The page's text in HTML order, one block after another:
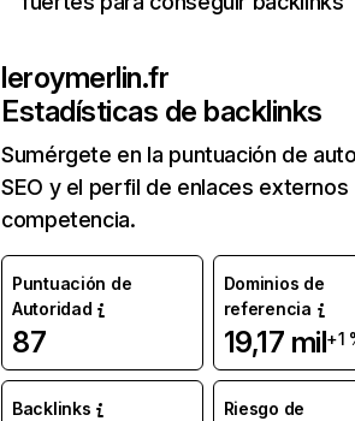
leroymerlin.fr
Estadísticas de backlinks
Sumérgete en la puntuación de
SEO y el perfil de enlaces externos
competencia.
Puntuación de
Autoridad
87
Dominios de
referencia
19,17 mil+1
Backlinks
Riesgo de